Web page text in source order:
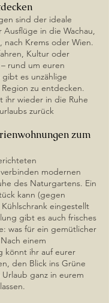
sind der ideale
in die Wachau,
nach Krems oder Wien.
Kultur oder
rund um euren
es unzählige
zu entdecken.
ihr wieder in die Ruhe
zurück
zum
modernen
des Naturgartens. Ein
kann (gegen
eingestellt
gibt es auch frisches
was für ein gemütlicher
einem
könnt ihr auf eurer
den Blick ins Grüne
ganz in eurem